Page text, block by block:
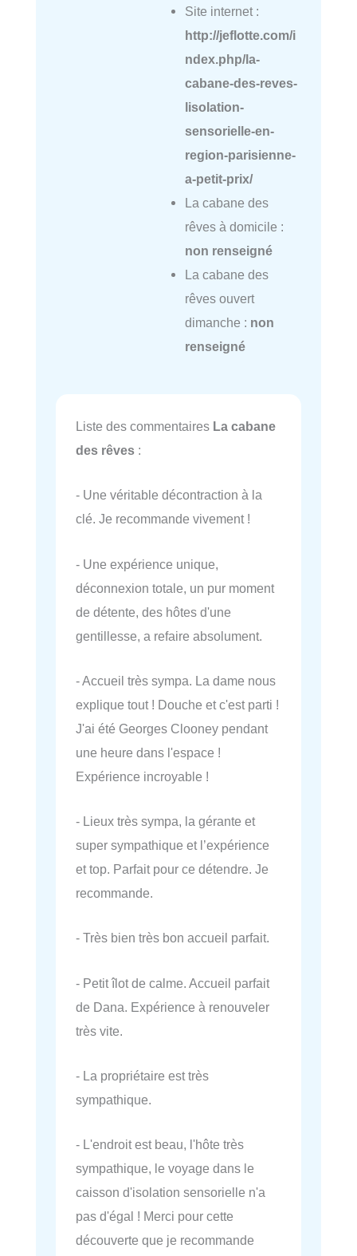
Site internet :
http://jeflotte.com/i
ndex.php/la-
cabane-des-reves-
lisolation-
sensorielle-en-
region-parisienne-
a-petit-prix/
La cabane des
rêves à domicile :
non renseigné
La cabane des
rêves ouvert
dimanche : non
renseigné
Liste des commentaires La cabane
des rêves :
- Une véritable décontraction à la
clé. Je recommande vivement !
- Une expérience unique,
déconnexion totale, un pur moment
de détente, des hôtes d'une
gentillesse, a refaire absolument.
- Accueil très sympa. La dame nous
explique tout ! Douche et c'est parti !
J'ai été Georges Clooney pendant
une heure dans l'espace !
Expérience incroyable !
- Lieux très sympa, la gérante et
super sympathique et l’expérience
et top. Parfait pour ce détendre. Je
recommande.
- Très bien très bon accueil parfait.
- Petit îlot de calme. Accueil parfait
de Dana. Expérience à renouveler
très vite.
- La propriétaire est très
sympathique.
- L'endroit est beau, l'hôte très
sympathique, le voyage dans le
caisson d'isolation sensorielle n'a
pas d'égal ! Merci pour cette
découverte que je recommande